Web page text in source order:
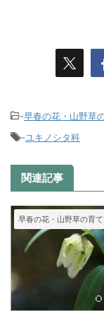
-早春の花・山野草
-ユキノシタ科
関連記事
早春の花・山野草の育